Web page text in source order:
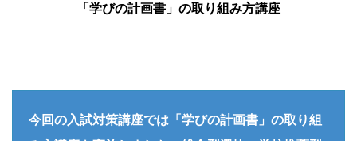
「学びの計画書」の取り組み方講座
今回の入試対策講座では「学びの計画書」の取り組